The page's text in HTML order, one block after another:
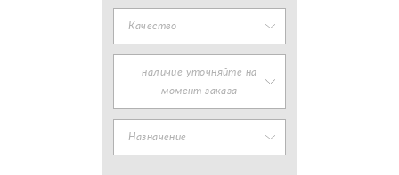
Качество
наличие уточняйте на
момент заказа
Назначение